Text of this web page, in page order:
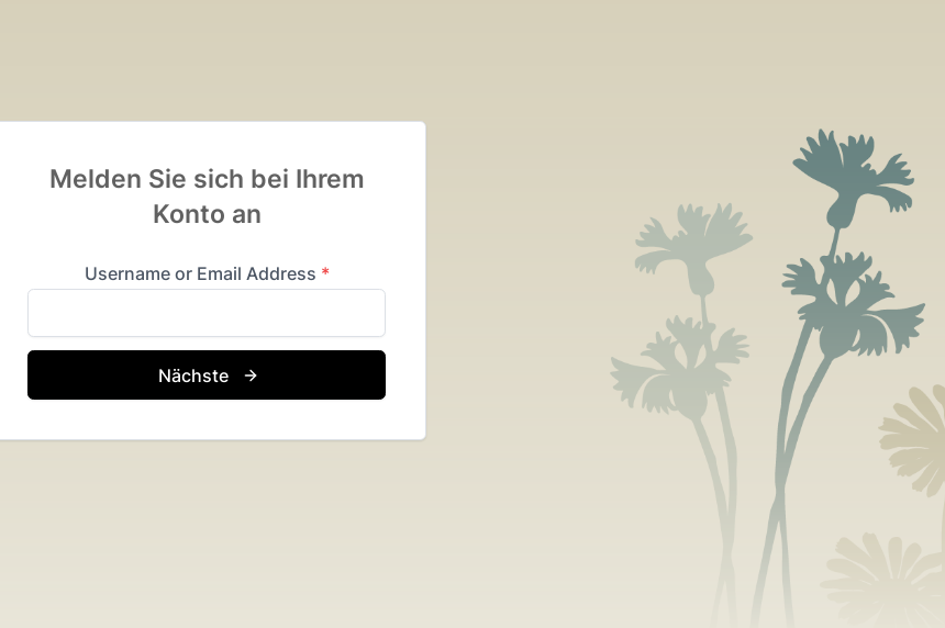
Melden Sie sich bei Ihrem
Konto an